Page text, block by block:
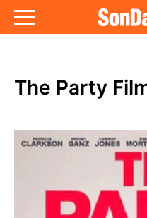
The Party